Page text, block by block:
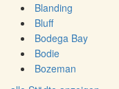
Blanding
Bluff
Bodega Bay
Bodie
Bozeman